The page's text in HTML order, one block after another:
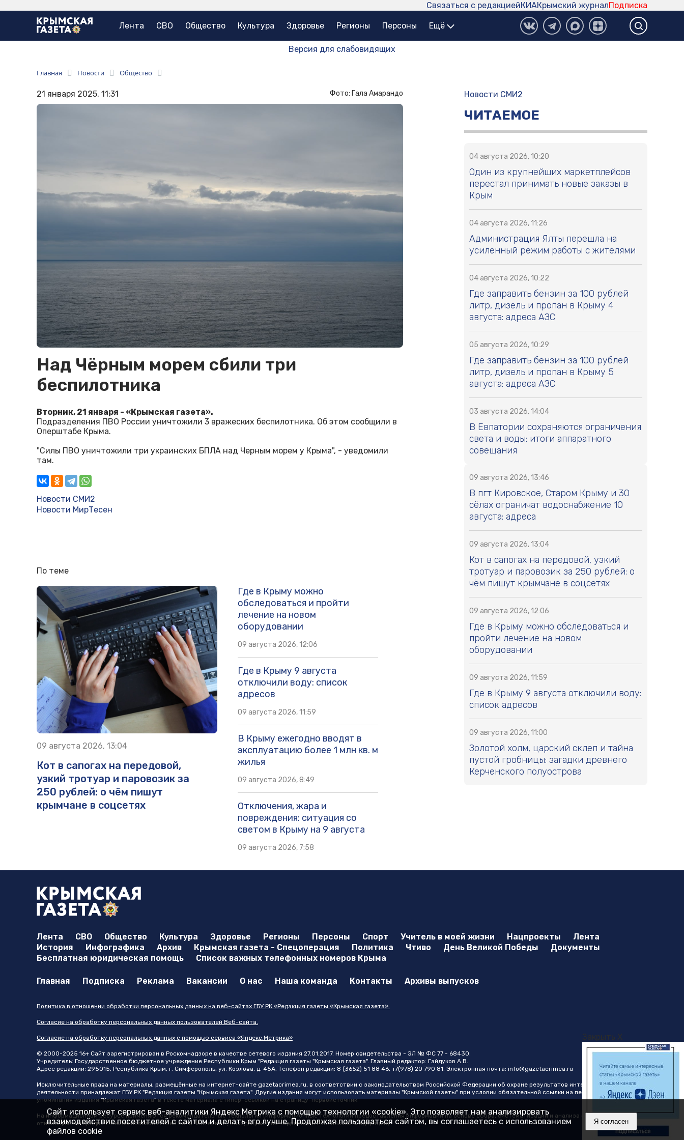
Подписка
Крымский журнал
КИА
Связаться с редакцией
Лента СВО Общество Культура Здоровье Регионы Персоны Ещё
Версия для слабовидящих
Главная Новости Общество
21 января 2025, 11:31 Фото: Гала Амарандо
Над Чёрным морем сбили три
беспилотника
Вторник, 21 января - «Крымская газета».
Подразделения ПВО России уничтожили 3 вражеских беспилотника. Об этом сообщили в
Оперштабе Крыма.
"Силы ПВО уничтожили три украинских БПЛА над Черным морем у Крыма", - уведомили
там.
Новости СМИ2
Новости МирТесен
По теме
09 августа 2026, 13:04
Кот в сапогах на передовой,
узкий тротуар и паровозик за
250 рублей: о чём пишут
крымчане в соцсетях
Где в Крыму можно
обследоваться и пройти
лечение на новом
оборудовании
09 августа 2026, 12:06
Где в Крыму 9 августа
отключили воду: список
адресов
09 августа 2026, 11:59
В Крыму ежегодно вводят в
эксплуатацию более 1 млн кв. м
жилья
09 августа 2026, 8:49
Отключения, жара и
повреждения: ситуация со
светом в Крыму на 9 августа
09 августа 2026, 7:58
Новости СМИ2
ЧИТАЕМОЕ
04 августа 2026, 10:20
Один из крупнейших маркетплейсов
перестал принимать новые заказы в
Крым
04 августа 2026, 11:26
Администрация Ялты перешла на
усиленный режим работы с жителями
04 августа 2026, 10:22
Где заправить бензин за 100 рублей
литр, дизель и пропан в Крыму 4
августа: адреса АЗС
05 августа 2026, 10:29
Где заправить бензин за 100 рублей
литр, дизель и пропан в Крыму 5
августа: адреса АЗС
03 августа 2026, 14:04
В Евпатории сохраняются ограничения
света и воды: итоги аппаратного
совещания
09 августа 2026, 13:46
В пгт Кировское, Старом Крыму и 30
сёлах ограничат водоснабжение 10
августа: адреса
09 августа 2026, 13:04
Кот в сапогах на передовой, узкий
тротуар и паровозик за 250 рублей: о
чём пишут крымчане в соцсетях
09 августа 2026, 12:06
Где в Крыму можно обследоваться и
пройти лечение на новом
оборудовании
09 августа 2026, 11:59
Где в Крыму 9 августа отключили воду:
список адресов
09 августа 2026, 11:00
Золотой холм, царский склеп и тайна
пустой гробницы: загадки древнего
Керченского полуострова
Закрыть X
Лента СВО Общество Культура Здоровье Регионы Персоны Спорт Учитель в моей жизни Нацпроекты
Лента
История
Инфографика Архив Крымская газета - Спецоперация Политика Чтиво День Великой Победы
Документы
Бесплатная юридическая помощь
Список важных телефонных номеров Крыма
Главная Подписка Реклама Вакансии О нас Наша команда Контакты Архивы выпусков
Политика в отношении обработки персональных данных на веб-сайтах ГБУ РК «Редакция газеты «Крымская газета».
Согласие на обработку персональных данных пользователей Веб-сайта.
Согласие на обработку персональных данных с помощью сервиса «Яндекс.Метрика»
© 2000-2025 16+ Сайт зарегистрирован в Роскомнадзоре в качестве сетевого издания 27.01.2017. Номер свидетельства - ЭЛ № ФС 77 - 68430.
Учредитель: Государственное бюджетное учреждение Республики Крым "Редакция газеты "Крымская газета". Главный редактор: Гайдуков А.В.
Адрес редакции: 295015, Республика Крым, г. Симферополь, ул. Козлова, д. 45А. Телефон редакции: 8 (3652) 51 88 46, +7(978) 20 790 81. Электронная почта: info@gazetacrimea.ru
Исключительные права на материалы, размещённые на интернет-сайте gazetacrimea.ru, в соответствии с законодательством Российской Федерации об охране результатов интеллектуальной
деятельности принадлежат ГБУ РК "Редакция газеты "Крымская газета". Другие издания могут использовать материалы "Крымской газеты" при условии обязательной ссылки на первоисточник в виде
упоминания издания "Крымская газета" в тексте материала с гипер-ссылкой на страницу-первоисточник
На информационном ресурсе применяются рекомендательные технологии (информационные технологии предоставления информации на основе сбора, систематизации и анализа сведений,
относящихся к предпочтениям пользователей сети "Интернет", находящихся на территории Российской Федерации)
Сайт использует сервис веб-аналитики Яндекс Метрика с помощью технологии «cookie». Это позволяет нам анализировать
взаимодействие посетителей с сайтом и делать его лучше. Продолжая пользоваться сайтом, вы соглашаетесь с использованием
файлов cookie
Я согласен